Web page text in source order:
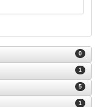
0
1
5
1